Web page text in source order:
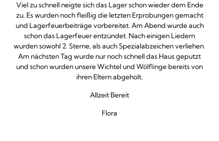
Viel zu schnell neigte sich das Lager schon wieder dem Ende
zu. Es wurden noch fleißig die letzten Erprobungen gemacht
und Lagerfeuerbeiträge vorbereitet. Am Abend wurde auch
schon das Lagerfeuer entzündet. Nach einigen Liedern
wurden sowohl 2. Sterne, als auch Spezialabzeichen verliehen.
Am nächsten Tag wurde nur noch schnell das Haus geputzt
und schon wurden unsere Wichtel und Wölflinge bereits von
ihren Eltern abgeholt.
Allzeit Bereit
Flora